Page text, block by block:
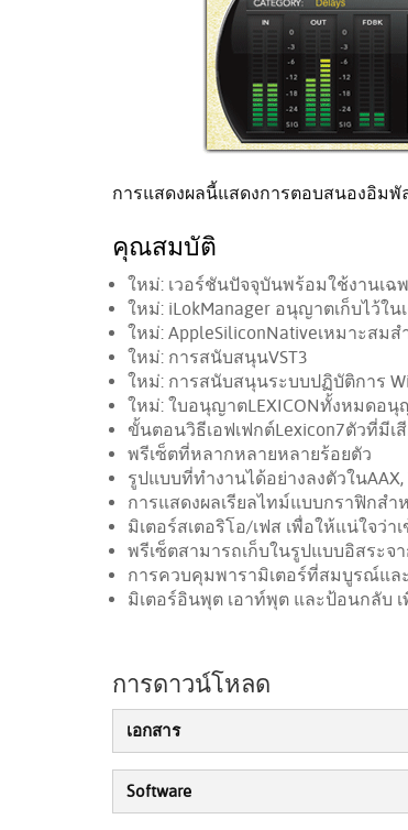
การแสดงผลนี้แสดงการตอบสนองอิม
คุณสมบัติ
ใหม่: เวอร์ชันปัจจุบันพร้อมใช้งานเฉ
ใหม่: iLokManager อนุญาตเก็บไว้ใน
ใหม่: AppleSiliconNativeเหมาะสมส
ใหม่: การสนับสนุนVST3
ใหม่: การสนับสนุนระบบปฏิบัติการ
ใหม่: ใบอนุญาตLEXICONทั้งหมดอ
ขั้นตอนวิธีเอฟเฟกต์Lexicon7ตัวที่มีเ
พรีเซ็ตที่หลากหลายหลายร้อยตัว
รูปแบบที่ทำงานได้อย่างลงตัวในAAX,
การแสดงผลเรียลไทม์แบบกราฟิกสำ
มิเตอร์สเตอริโอ/เฟส เพื่อให้แน่ใจว่า
พรีเซ็ตสามารถเก็บในรูปแบบอิสระจ
การควบคุมพารามิเตอร์ที่สมบูรณ์แล
มิเตอร์อินพุต เอาท์พุต และป้อนกลับ
การดาวน์โหลด
เอกสาร
Software